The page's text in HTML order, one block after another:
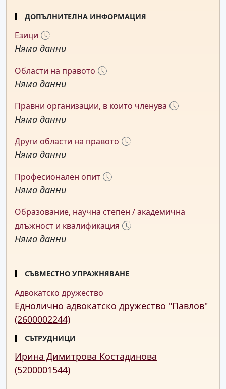
ДОПЪЛНИТЕЛНА ИНФОРМАЦИЯ
Езици
Няма данни
Области на правото
Няма данни
Правни организации, в които членува
Няма данни
Други области на правото
Няма данни
Професионален опит
Няма данни
Образование, научна степен / академична
длъжност и квалификация
Няма данни
СЪВМЕСТНО УПРАЖНЯВАНЕ
Адвокатско дружество
Еднолично адвокатско дружество "Павлов"
(2600002244)
СЪТРУДНИЦИ
Ирина Димитрова Костадинова
(5200001544)